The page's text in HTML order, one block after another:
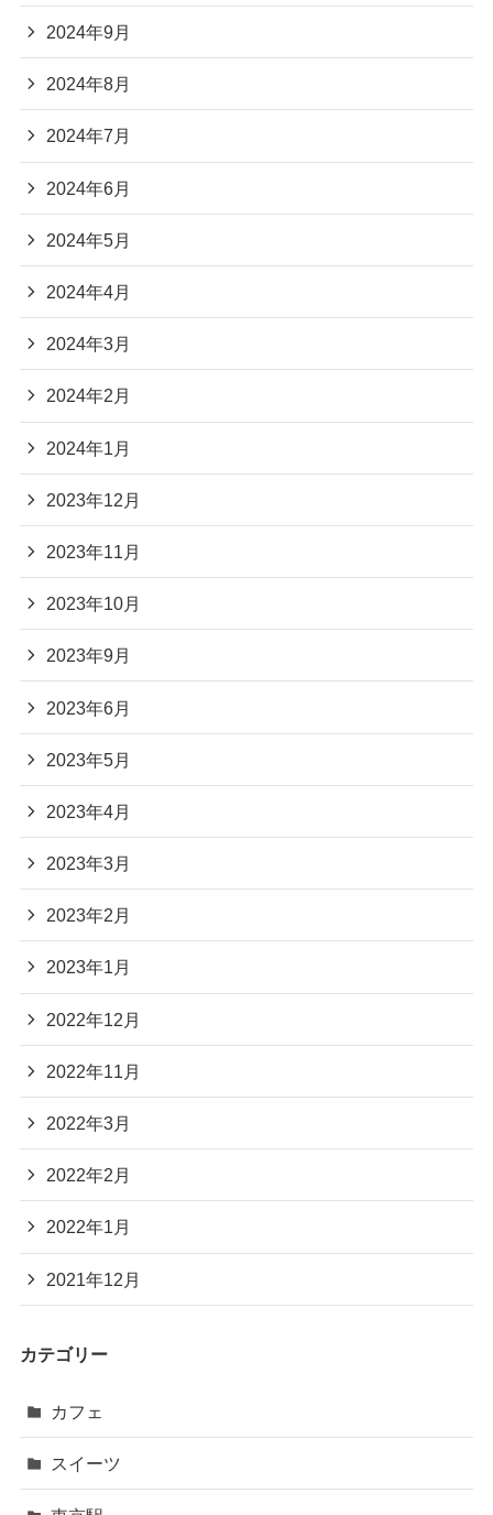
2024年9月
2024年8月
2024年7月
2024年6月
2024年5月
2024年4月
2024年3月
2024年2月
2024年1月
2023年12月
2023年11月
2023年10月
2023年9月
2023年6月
2023年5月
2023年4月
2023年3月
2023年2月
2023年1月
2022年12月
2022年11月
2022年3月
2022年2月
2022年1月
2021年12月
カテゴリー
カフェ
スイーツ